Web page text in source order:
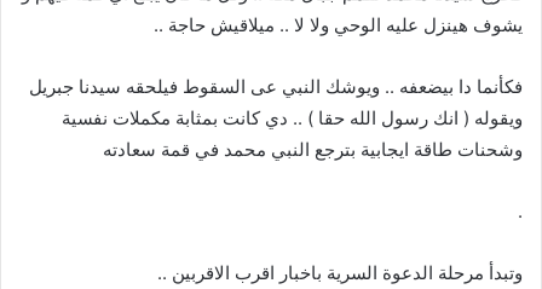
يشوف هينزل عليه الوحي ولا لا .. ميلاقيش حاجة ..
فكأنما دا بيضعفه .. ويوشك النبي عى السقوط فيلحقه سيدنا جبريل
ويقوله ( انك رسول الله حقا ) .. دي كانت بمثابة مكملات نفسية
وشحنات طاقة ايجابية بترجع النبي محمد في قمة سعادته
.
وتبدأ مرحلة الدعوة السرية باخبار اقرب الاقربين ..